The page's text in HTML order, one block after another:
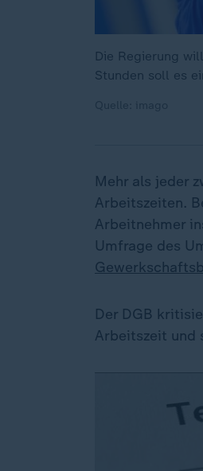
Die Regierung
Stunden soll es
Mehr als jeder
Arbeitszeiten.
Arbeitnehmer
Umfrage des
Der DGB
Arbeitszeit und